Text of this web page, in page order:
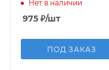
Нет в наличии
975 ₽/шт
ПОД ЗАКАЗ